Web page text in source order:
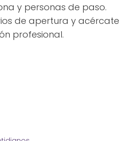
y personas de paso.
de apertura y acércate
profesional.